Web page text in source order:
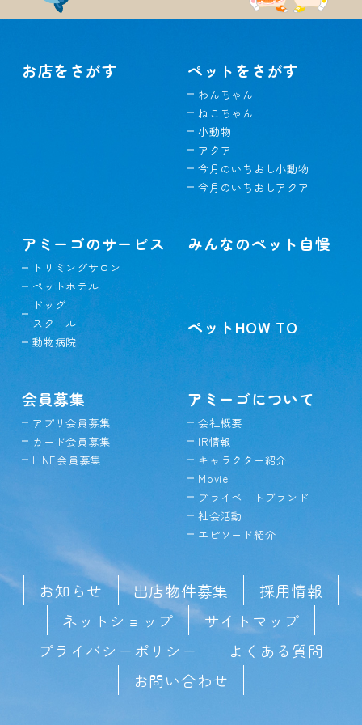
お店をさがす ペットをさがす
わんちゃん
ねこちゃん
小動物
アクア
今月のいちおし小動物
今月のいちおしアクア
アミーゴのサービス
トリミングサロン
ペットホテル
ドッグ
スクール
動物病院
みんなのペット自慢
ペットHOW TO
会員募集
アプリ会員募集
カード会員募集
LINE会員募集
アミーゴについて
会社概要
IR情報
キャラクター紹介
Movie
プライベートブランド
社会活動
エピソード紹介
お知らせ 出店物件募集
採用情報
ネットショップ
サイトマップ
プライバシーポリシー
よくある質問
お問い合わせ